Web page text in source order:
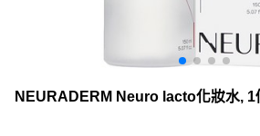
NEURADERM Neuro lacto化妝水, 1